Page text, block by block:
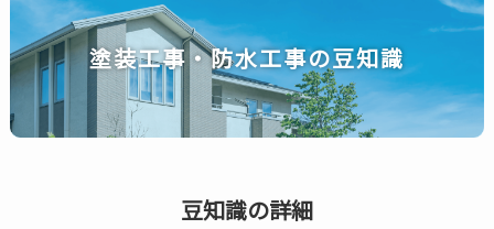
塗装工事・防水工事の豆知識
豆知識の詳細